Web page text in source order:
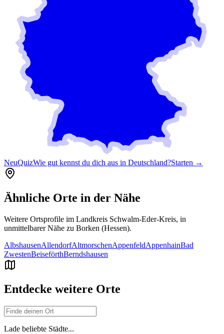
NeuQuizWie gut kennst du dich aus in Deutschland?Starten →
Ähnliche Orte in der Nähe
Weitere Ortsprofile im Landkreis Schwalm-Eder-Kreis, in
unmittelbarer Nähe zu Borken (Hessen).
AlbshausenAllendorfAltmorschenAppenfeldAppenhainBad
ZwestenBeiseförthBerndshausen
Entdecke weitere Orte
Lade beliebte Städte...